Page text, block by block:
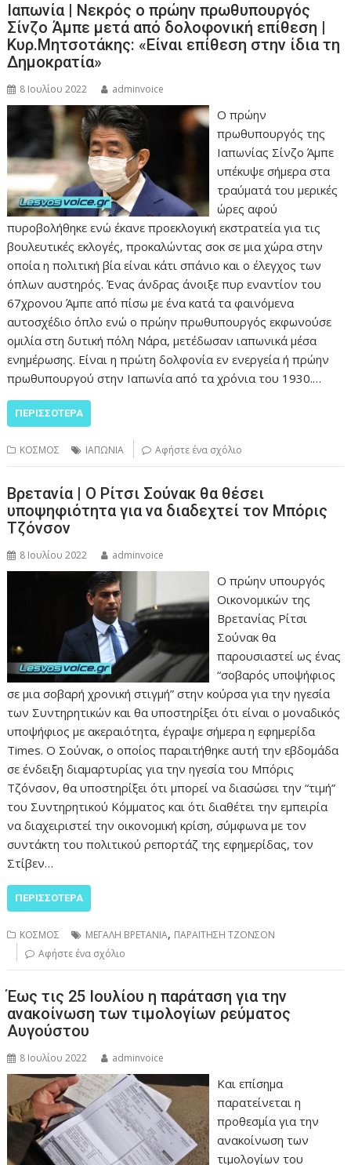
Ιαπωνία | Νεκρός ο πρώην πρωθυπουργός
Σίνζο Άμπε μετά από δολοφονική επίθεση |
Κυρ.Μητσοτάκης: «Είναι επίθεση στην ίδια τη
Δημοκρατία»
8 Ιουλίου 2022 adminvoice
Ο πρώην
πρωθυπουργός της
Ιαπωνίας Σίνζο Άμπε
υπέκυψε σήμερα στα
τραύματά του μερικές
ώρες αφού
πυροβολήθηκε ενώ έκανε προεκλογική εκστρατεία για τις
βουλευτικές εκλογές, προκαλώντας σοκ σε μια χώρα στην
οποία η πολιτική βία είναι κάτι σπάνιο και ο έλεγχος των
όπλων αυστηρός. Ένας άνδρας άνοιξε πυρ εναντίον του
67χρονου Άμπε από πίσω με ένα κατά τα φαινόμενα
αυτοσχέδιο όπλο ενώ ο πρώην πρωθυπουργός εκφωνούσε
ομιλία στη δυτική πόλη Νάρα, μετέδωσαν ιαπωνικά μέσα
ενημέρωσης. Είναι η πρώτη δολφονία εν ενεργεία ή πρώην
πρωθυπουργού στην Ιαπωνία από τα χρόνια του 1930.…
ΠΕΡΙΣΣΌΤΕΡΑ
ΚΟΣΜΟΣ ΙΑΠΩΝΙΑ Αφήστε ένα σχόλιο
Βρετανία | Ο Ρίτσι Σούνακ θα θέσει
υποψηφιότητα για να διαδεχτεί τον Μπόρις
Τζόνσον
8 Ιουλίου 2022 adminvoice
Ο πρώην υπουργός
Οικονομικών της
Βρετανίας Ρίτσι
Σούνακ θα
παρουσιαστεί ως ένας
“σοβαρός υποψήφιος
σε μια σοβαρή χρονική στιγμή” στην κούρσα για την ηγεσία
των Συντηρητικών και θα υποστηρίξει ότι είναι ο μοναδικός
υποψήφιος με ακεραιότητα, έγραψε σήμερα η εφημερίδα
Times. Ο Σούνακ, ο οποίος παραιτήθηκε αυτή την εβδομάδα
σε ένδειξη διαμαρτυρίας για την ηγεσία του Μπόρις
Τζόνσον, θα υποστηρίξει ότι μπορεί να διασώσει την “τιμή”
του Συντηρητικού Κόμματος και ότι διαθέτει την εμπειρία
να διαχειριστεί την οικονομική κρίση, σύμφωνα με τον
συντάκτη του πολιτικού ρεπορτάζ της εφημερίδας, τον
Στίβεν…
ΠΕΡΙΣΣΌΤΕΡΑ
ΚΟΣΜΟΣ ΜΕΓΑΛΗ ΒΡΕΤΑΝΙΑ, ΠΑΡΑΙΤΗΣΗ ΤΖΟΝΣΟΝ
Αφήστε ένα σχόλιο
Έως τις 25 Ιουλίου η παράταση για την
ανακοίνωση των τιμολογίων ρεύματος
Αυγούστου
8 Ιουλίου 2022 adminvoice
Και επίσημα
παρατείνεται η
προθεσμία για την
ανακοίνωση των
τιμολογίων του